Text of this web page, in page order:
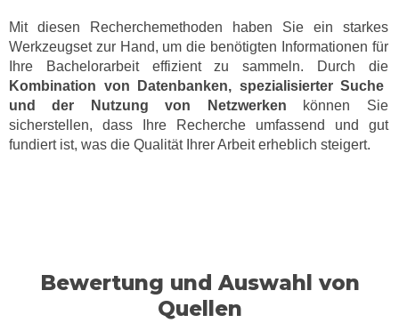
Mit diesen Recherchemethoden haben Sie ein starkes
Werkzeugset zur Hand, um die benötigten Informationen für
Ihre Bachelorarbeit effizient zu sammeln. Durch die
Kombination von Datenbanken, spezialisierter Suche
und der Nutzung von Netzwerken können Sie
sicherstellen, dass Ihre Recherche umfassend und gut
fundiert ist, was die Qualität Ihrer Arbeit erheblich steigert.
Bewertung und Auswahl von
Quellen